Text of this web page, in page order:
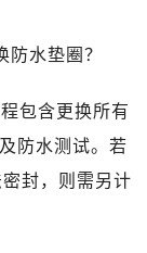
水垫圈？
包含更换所有
防水测试。若
封，则需另计